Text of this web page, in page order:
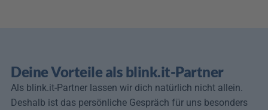
Deine Vorteile als blink.it-Partner
Als blink.it-Partner lassen wir dich natürlich nicht allein.
Deshalb ist das persönliche Gespräch für uns besonders